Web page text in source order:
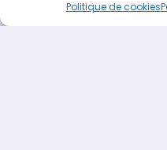
Politique de cookies